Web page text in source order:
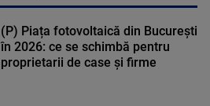
(P) Piața fotovoltaică din București
în 2026: ce se schimbă pentru
proprietarii de case și firme